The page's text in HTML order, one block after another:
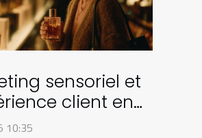
sensoriel et
client en
Comment
10:35